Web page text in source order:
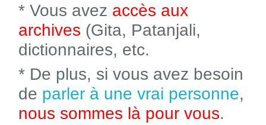
* Vous avez accès aux
archives (Gita, Patanjali,
dictionnaires, etc.
* De plus, si vous avez besoin
de parler à une vrai personne,
nous sommes là pour vous.